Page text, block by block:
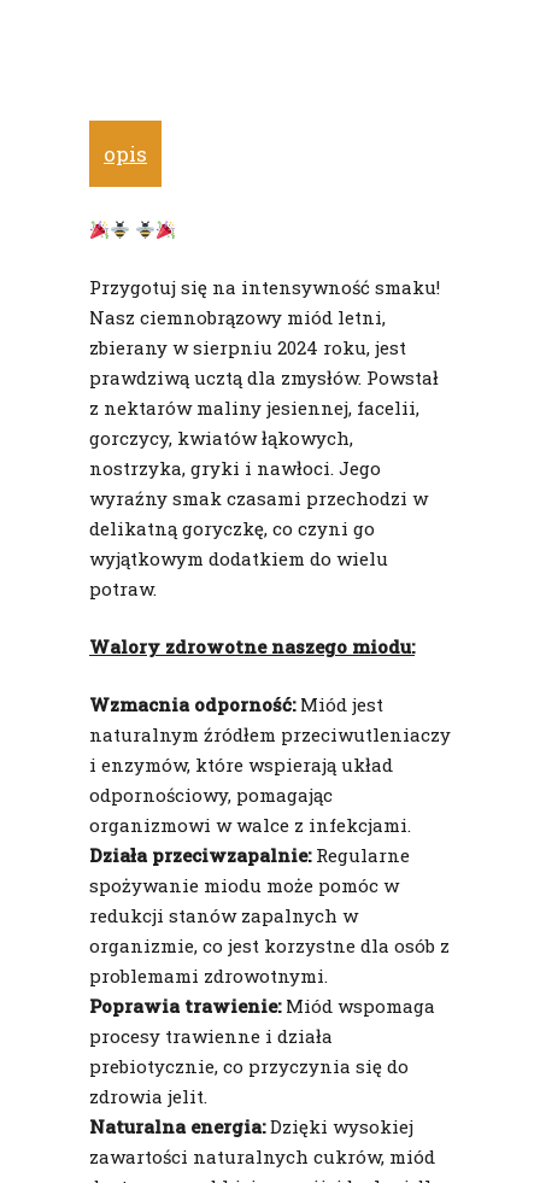
opis
Przygotuj się na intensywność smaku!
Nasz ciemnobrązowy miód letni,
zbierany w sierpniu 2024 roku, jest
prawdziwą ucztą dla zmysłów. Powstał
z nektarów maliny jesiennej, facelii,
gorczycy, kwiatów łąkowych,
nostrzyka, gryki i nawłoci. Jego
wyraźny smak czasami przechodzi w
delikatną goryczkę, co czyni go
wyjątkowym dodatkiem do wielu
potraw.
Walory zdrowotne naszego miodu:
Wzmacnia odporność:Miód jest
naturalnym źródłem przeciwutleniaczy
i enzymów, które wspierają układ
odpornościowy, pomagając
organizmowi w walce z infekcjami.
Działa przeciwzapalnie:Regularne
spożywanie miodu może pomóc w
redukcji stanów zapalnych w
organizmie, co jest korzystne dla osób z
problemami zdrowotnymi.
Poprawia trawienie:Miód wspomaga
procesy trawienne i działa
prebiotycznie, co przyczynia się do
zdrowia jelit.
Naturalna energia:Dzięki wysokiej
zawartości naturalnych cukrów, miód